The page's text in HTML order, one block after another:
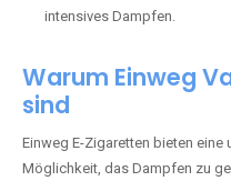
intensives Dampfen.
Warum Einweg
sind
Einweg E-Zigaretten bieten
Möglichkeit, das Dampfen zu